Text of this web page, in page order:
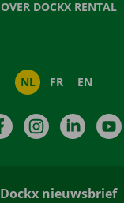
OVER DOCKX RENTAL
NL FR EN
FacebookInstagramLinkedIn
Dockx nieuwsbrief